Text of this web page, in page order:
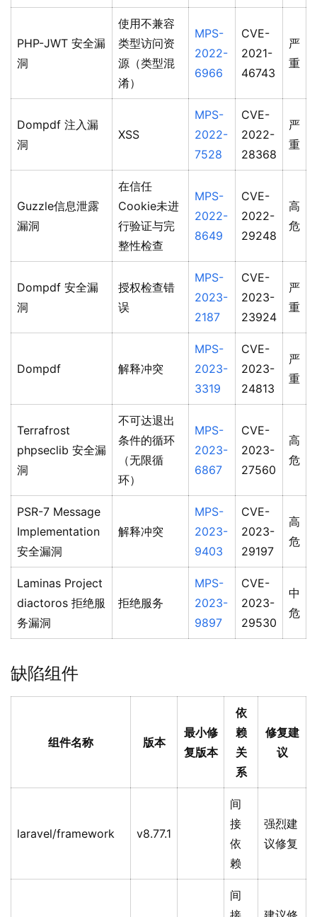
PHP-JWT 安全漏
洞
使用不兼容
类型访问资
源（类型混
淆）
MPS-
2022-
6966
CVE-
2021-
46743
严
重
Dompdf 注入漏
洞
XSS
MPS-
2022-
7528
CVE-
2022-
28368
严
重
Guzzle信息泄露
漏洞
在信任
Cookie未进
行验证与完
整性检查
MPS-
2022-
8649
CVE-
2022-
29248
高
危
Dompdf 安全漏
洞
授权检查错
误
MPS-
2023-
2187
CVE-
2023-
23924
严
重
Dompdf 解释冲突
MPS-
2023-
3319
CVE-
2023-
24813
严
重
Terrafrost
phpseclib 安全漏
洞
不可达退出
条件的循环
（无限循
环）
MPS-
2023-
6867
CVE-
2023-
27560
高
危
PSR-7 Message
Implementation
安全漏洞
解释冲突
MPS-
2023-
9403
CVE-
2023-
29197
高
危
Laminas Project
diactoros 拒绝服
务漏洞
拒绝服务
MPS-
2023-
9897
CVE-
2023-
29530
中
危
缺陷组件
组件名称 版本
最小修
复版本
依
赖
关
系
修复建
议
laravel/framework v8.77.1
间
接
依
赖
强烈建
议修复
间